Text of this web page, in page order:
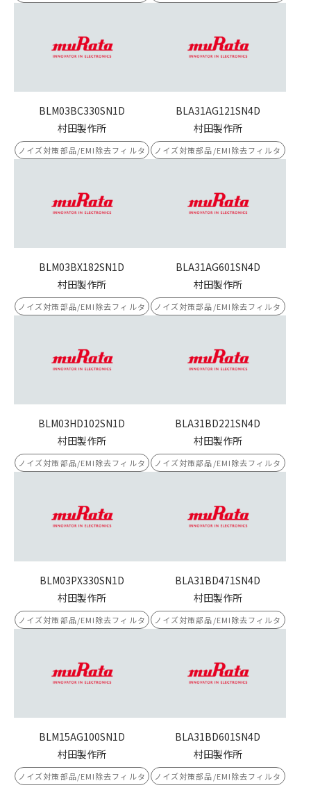
BLM03BC330SN1D
村田製作所
ノイズ対策部品/EMI除去フィルタ
BLA31AG121SN4D
村田製作所
ノイズ対策部品/EMI除去フィルタ
BLM03BX182SN1D
村田製作所
ノイズ対策部品/EMI除去フィルタ
BLA31AG601SN4D
村田製作所
ノイズ対策部品/EMI除去フィルタ
BLM03HD102SN1D
村田製作所
ノイズ対策部品/EMI除去フィルタ
BLA31BD221SN4D
村田製作所
ノイズ対策部品/EMI除去フィルタ
BLM03PX330SN1D
村田製作所
ノイズ対策部品/EMI除去フィルタ
BLA31BD471SN4D
村田製作所
ノイズ対策部品/EMI除去フィルタ
BLM15AG100SN1D
村田製作所
ノイズ対策部品/EMI除去フィルタ
BLA31BD601SN4D
村田製作所
ノイズ対策部品/EMI除去フィルタ